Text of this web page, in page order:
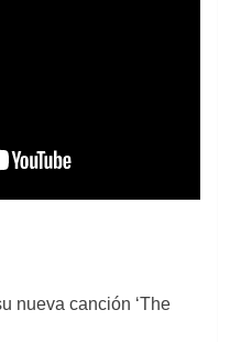
nueva canción ‘The